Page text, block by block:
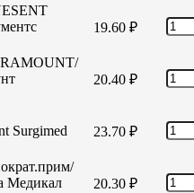
19.60 ₽
20.40 ₽
Surgimed
23.70 ₽
Медикал
20.30 ₽